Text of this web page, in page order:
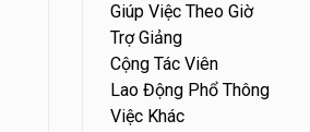
Giúp Việc Theo Giờ
Trợ Giảng
Cộng Tác Viên
Lao Động Phổ Thông
Việc Khác